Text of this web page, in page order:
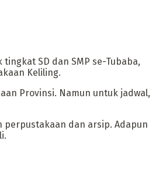
SD dan SMP se-Tubaba,
Keliling.
Provinsi. Namun untuk jadwal,
dan arsip. Adapun